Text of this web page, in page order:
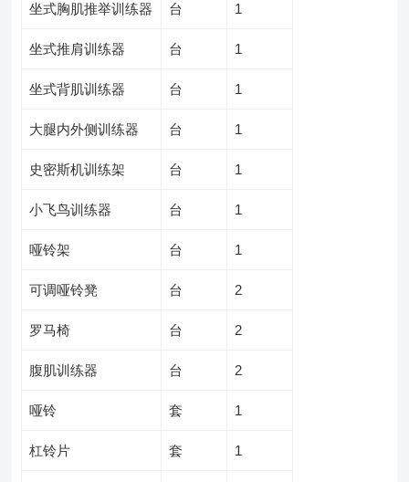
坐式胸肌推举训练器 台 1
坐式推肩训练器 台 1
坐式背肌训练器 台 1
大腿内外侧训练器 台 1
史密斯机训练架 台 1
小飞鸟训练器 台 1
哑铃架 台 1
可调哑铃凳 台 2
罗马椅 台 2
腹肌训练器 台 2
哑铃 套 1
杠铃片 套 1